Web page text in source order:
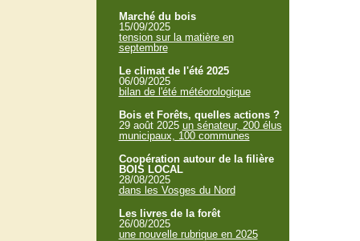
Marché du bois
15/09/2025
tension sur la matière en
septembre
Le climat de l'été 2025
06/09/2025
bilan de l'été météorologique
Bois et Forêts, quelles actions ?
29 août 2025 un sénateur, 200 élus
municipaux, 100 communes
Coopération autour de la filière
BOIS LOCAL
28/08/2025
dans les Vosges du Nord
Les livres de la forêt
26/08/2025
une nouvelle rubrique en 2025